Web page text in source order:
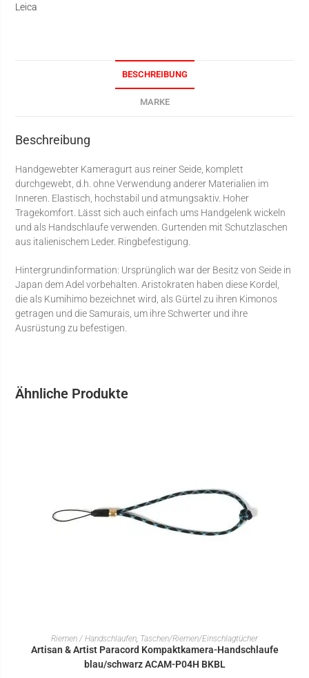
Leica
BESCHREIBUNG
MARKE
Beschreibung
Handgewebter Kameragurt aus reiner Seide, komplett
durchgewebt, d.h. ohne Verwendung anderer Materialien im
Inneren. Elastisch, hochstabil und atmungsaktiv. Hoher
Tragekomfort. Lässt sich auch einfach ums Handgelenk wickeln
und als Handschlaufe verwenden. Gurtenden mit Schutzlaschen
aus italienischem Leder. Ringbefestigung.
Hintergrundinformation: Ursprünglich war der Besitz von Seide in
Japan dem Adel vorbehalten. Aristokraten haben diese Kordel,
die als Kumihimo bezeichnet wird, als Gürtel zu ihren Kimonos
getragen und die Samurais, um ihre Schwerter und ihre
Ausrüstung zu befestigen.
Ähnliche Produkte
IN DEN WARENKORB
Riemen / Handschlaufen, Taschen/Riemen/Einschlagtücher
Artisan & Artist Paracord Kompaktkamera-Handschlaufe
blau/schwarz ACAM-P04H BKBL